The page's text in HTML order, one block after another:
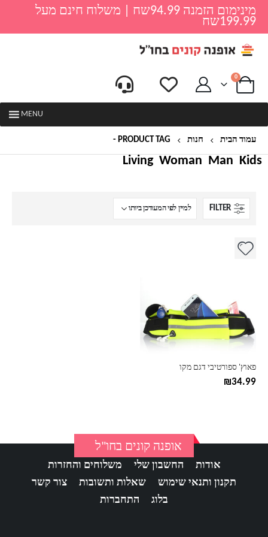
מינימום הזמנה 94.99שח | משלוח חינם מעל
199.99שח
0
MENU
עמוד הבית חנות PRODUCT TAG -
Kids
Man
Woman
Living
FILTER
פאוץ' ספורטיבי דגם מקו
₪34.99
למוצר
לבחור
את
בעמוד
אופנה קונים בחו"ל
אודות החשבון שלי
משלוחים והחזרות
תקנון ותנאי שימוש
שאלות ותשובות
צור קשר
בלוג
התחברות